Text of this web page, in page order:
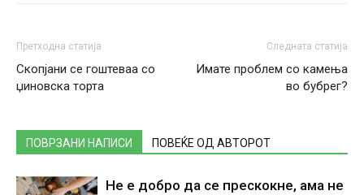
Претходна статија
Скопјани се гоштеваа со
џиновска торта
Следната статија
Имате проблем со камења
во бубрег?
ПОВРЗАНИ НАПИСИ ПОВЕЌЕ ОД АВТОРОТ
Не е добро да се прескокне, ама не